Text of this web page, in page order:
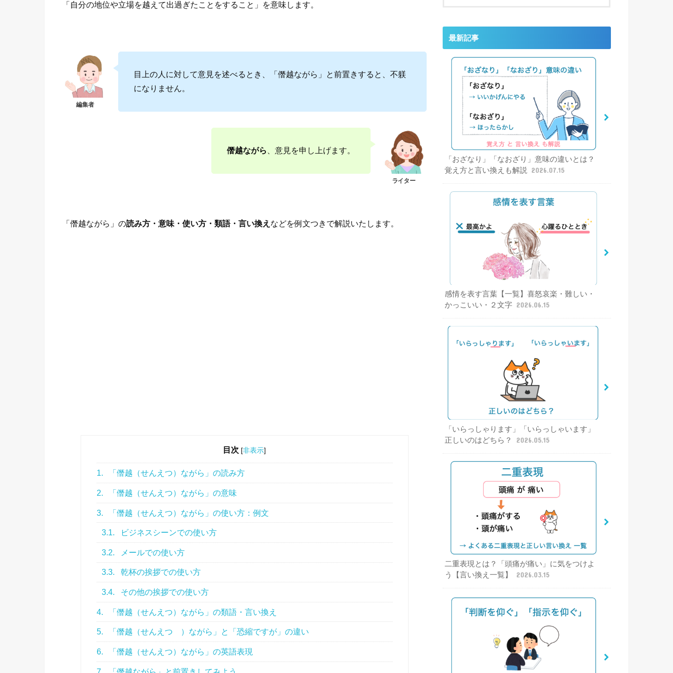
「自分の地位や立場を越えて出過ぎたことをすること」を意味します。
目上の人に対して意見を述べるとき、「僭越ながら」と前置きすると、不躾
になりません。
僭越ながら 、意見を申し上げます。
「僭越ながら」の読み方・意味・使い方・類語・言い換え などを例文つきで解説いたします。
目次 [非表示]
1. 「僭越（せんえつ）ながら」の読み方
2. 「僭越（せんえつ）ながら」の意味
3. 「僭越（せんえつ）ながら」の使い方：例文
3.1. ビジネスシーンでの使い方
3.2. メールでの使い方
3.3. 乾杯の挨拶での使い方
3.4. その他の挨拶での使い方
4. 「僭越（せんえつ）ながら」の類語・言い換え
5. 「僭越（せんえつ ）ながら」と「恐縮ですが」の違い
6. 「僭越（せんえつ）ながら」の英語表現
最新記事
「おざなり」「なおざり」意味の違いとは？
覚え方と言い換えも解説
2026.07.15
感情を表す言葉【一覧】喜怒哀楽・難しい・
かっこいい・２文字 2026.06.15
「いらっしゃります」「いらっしゃいます」
正しいのはどちら？
2026.05.15
二重表現とは？「頭痛が痛い」に気をつけよ
う【言い換え一覧】
2026.03.15